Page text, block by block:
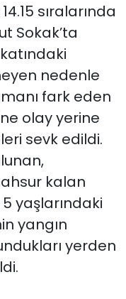
sıralarında
Sokak’ta
nedenle
fark eden
olay yerine
sevk edildi.
kalan
yaşlarındaki
yangın
yerden